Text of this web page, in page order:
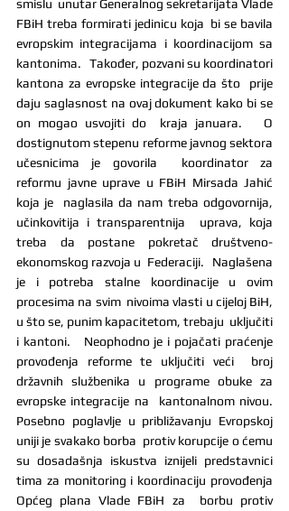
smislu  unutar Generalnog sekretarijata Vlade
FBiH treba formirati jedinicu koja  bi se bavila
evropskim integracijama i koordinacijom sa
kantonima.   Također, pozvani su koordinatori
kantona za evropske integracije da što  prije
daju saglasnost na ovaj dokument kako bi se
on mogao usvojiti do  kraja januara.   O
dostignutom stepenu reforme javnog sektora
učesnicima je govorila  koordinator za
reformu javne uprave u FBiH Mirsada Jahić
koja je  naglasila da nam treba odgovornija,
učinkovitija i transparentnija  uprava, koja
treba da postane pokretač društveno-
ekonomskog razvoja u  Federaciji.   Naglašena
je i potreba stalne koordinacije u ovim
procesima na svim  nivoima vlasti u cijeloj BiH,
u što se, punim kapacitetom, trebaju  uključiti
i kantoni.   Neophodno je i pojačati praćenje
provođenja reforme te uključiti veći  broj
državnih službenika u programe obuke za
evropske integracije na  kantonalnom nivou.
Posebno poglavlje u približavanju Evropskoj
uniji je svakako borba  protiv korupcije o ćemu
su dosadašnja iskustva iznijeli predstavnici
tima za monitoring i koordinaciju provođenja
Općeg plana Vlade FBiH za  borbu protiv